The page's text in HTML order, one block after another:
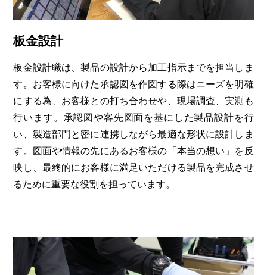
板金設計
板金設計職は、製品の設計から加工指示までを担当しま
す。お客様に向けた承認図を作図する際はニーズを明確
にする為、お客様との打ち合わせや、現場調査、実測も
行います。承認図や客先図面を基にした製品設計を行
い、製造部門と密に連携しながら最適な形状に設計しま
す。図面や情報の先にあるお客様の「本当の想い」を反
映し、最終的にお客様に満足いただける製品を完成させ
るために重要な役割を担っています。